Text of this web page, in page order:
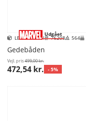
Udgået
LEGO Marvel 76208 564
Gedebåden
Vejl. pris499,00 kr.
472,54 kr. - 5%